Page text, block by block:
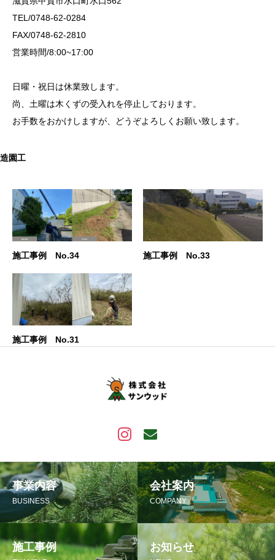
TEL/0748-62-0284
FAX/0748-62-2810
営業時間/8:00~17:00
日曜・祝日は休業致します。
尚、土曜は木くずの受入れを停止しております。
お手数をおかけしますが、どうぞよろしくお願い致します。
造園工
施工事例 No.34 施工事例 No.33
施工事例 No.31
事業内容
BUSINESS
会社案内
COMPANY
施工事例 お知らせ